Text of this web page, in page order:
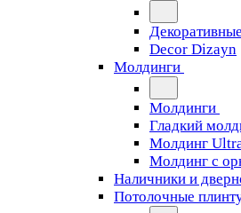
Decor Dizayn
Молдинги
Молдинги
Гладкий
Молдинг
Молдинг с
Наличники и
Потолочные